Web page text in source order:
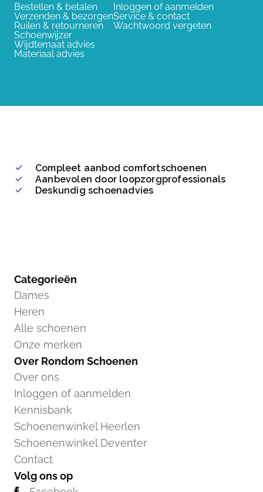
Bestellen & betalen
Verzenden & bezorgen
Ruilen & retourneren
Schoenwijzer
Wijdtemaat advies
Materiaal advies
Inloggen of aanmelden
Service & contact
Wachtwoord vergeten
Compleet aanbod comfortschoenen
Aanbevolen door loopzorgprofessionals
Deskundig schoenadvies
Categorieën
Dames
Heren
Alle schoenen
Onze merken
Over Rondom Schoenen
Over ons
Inloggen of aanmelden
Kennisbank
Schoenenwinkel Heerlen
Schoenenwinkel Deventer
Contact
Volg ons op